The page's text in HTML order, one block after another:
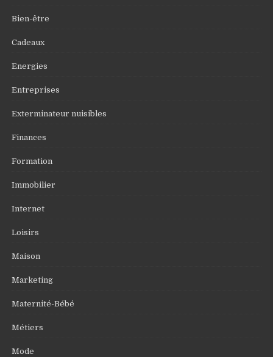
Bien-être
Cadeaux
Energies
Entreprises
Exterminateur nuisibles
Finances
Formation
Immobilier
Internet
Loisirs
Maison
Marketing
Maternité-Bébé
Métiers
Mode